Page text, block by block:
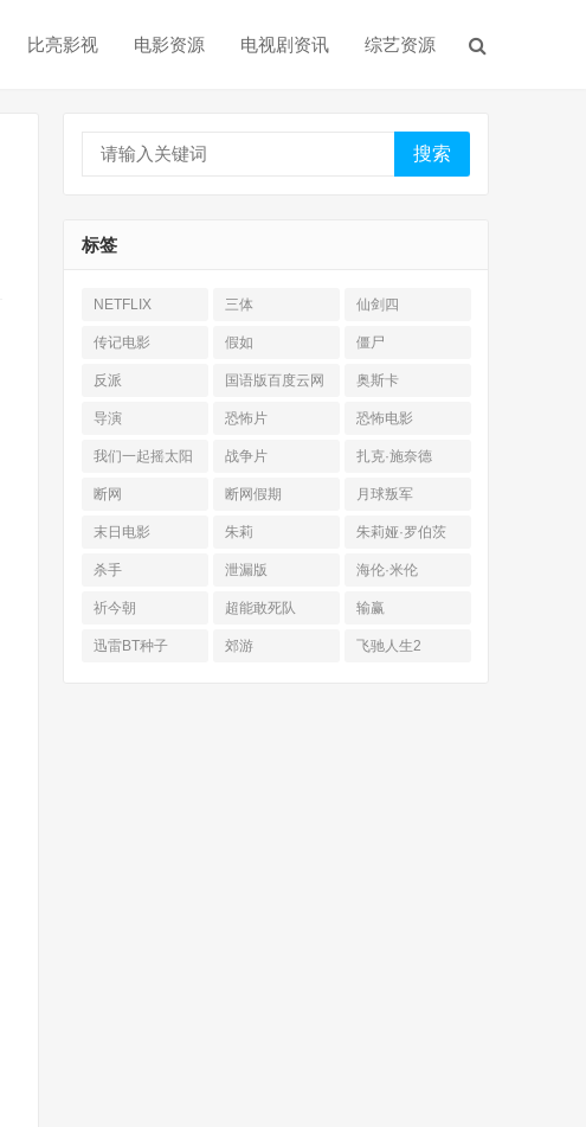
比亮影视 电影资源 电视剧资讯 综艺资源
搜索
标签
NETFLIX 三体 仙剑四
传记电影 假如 僵尸
反派
国语版百度云网
盘
奥斯卡
导演 恐怖片 恐怖电影
我们一起摇太阳 战争片 扎克·施奈德
断网 断网假期 月球叛军
末日电影 朱莉 朱莉娅·罗伯茨
杀手 泄漏版 海伦·米伦
祈今朝 超能敢死队 输赢
迅雷BT种子 郊游 飞驰人生2